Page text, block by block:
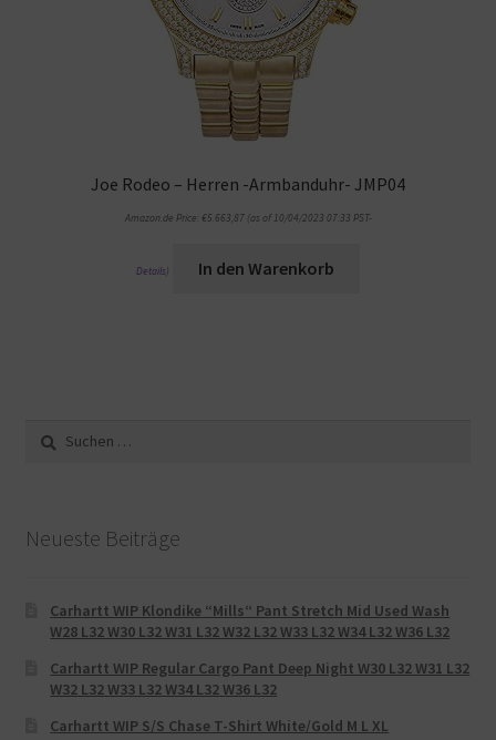
Joe Rodeo – Herren -Armbanduhr- JMP04
Amazon.de Price: €5.663,87(as of 10/04/2023 07:33 PST-
Details In den Warenkorb
nach:
Neueste Beiträge
Carhartt WIP Klondike “Mills“ Pant Stretch Mid Used Wash
W28 L32 W30 L32 W31 L32 W32 L32 W33 L32 W34 L32 W36 L32
Carhartt WIP Regular Cargo Pant Deep Night W30 L32 W31 L32
W32 L32 W33 L32 W34 L32 W36 L32
Carhartt WIP S/S Chase T-Shirt White/Gold M L XL